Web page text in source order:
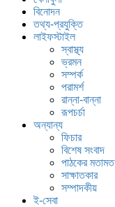
বিনোদন
তথ্য-প্রযুক্তি
লাইফস্টাইল
স্বাস্থ্য
ভ্রমন
সম্পর্ক
পরামর্শ
রান্না-বান্না
রূপচর্চা
অন্যান্য
ফিচার
বিশেষ সংবাদ
পাঠকের মতামত
সাক্ষাতকার
সম্পাদকীয়
ই-সেবা